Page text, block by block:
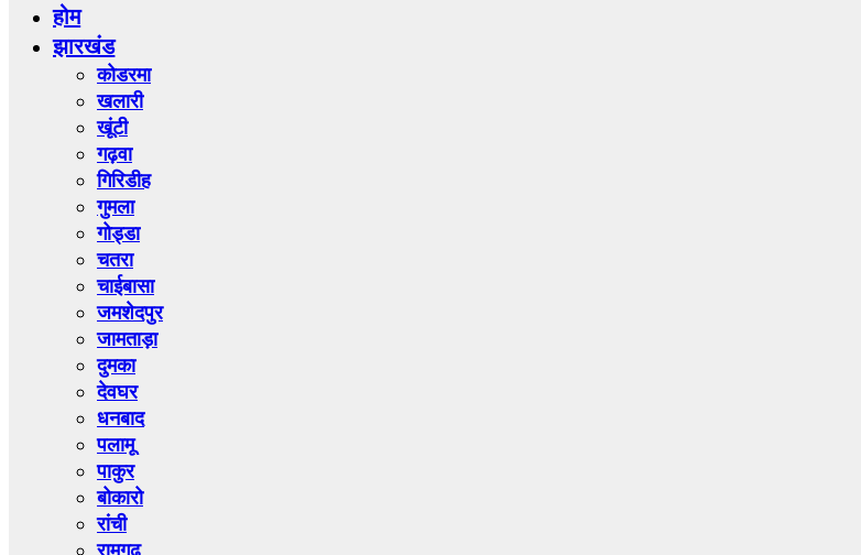
होम
झारखंड
कोडरमा
खलारी
खूंटी
गढ़वा
गिरिडीह
गुमला
गोड्डा
चतरा
चाईबासा
जमशेदपुर
जामताड़ा
दुमका
देवघर
धनबाद
पलामू
पाकुर
बोकारो
रांची
रामगढ़